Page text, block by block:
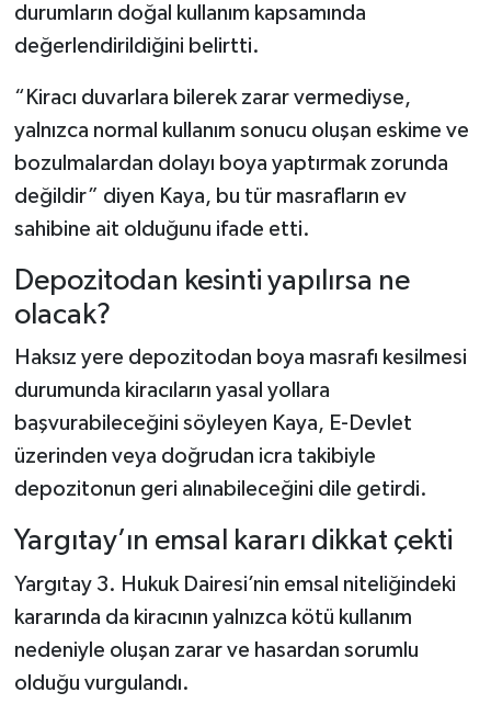
durumların doğal kullanım kapsamında
değerlendirildiğini belirtti.
“Kiracı duvarlara bilerek zarar vermediyse,
yalnızca normal kullanım sonucu oluşan eskime ve
bozulmalardan dolayı boya yaptırmak zorunda
değildir” diyen Kaya, bu tür masrafların ev
sahibine ait olduğunu ifade etti.
Depozitodan kesinti yapılırsa ne
olacak?
Haksız yere depozitodan boya masrafı kesilmesi
durumunda kiracıların yasal yollara
başvurabileceğini söyleyen Kaya, E-Devlet
üzerinden veya doğrudan icra takibiyle
depozitonun geri alınabileceğini dile getirdi.
Yargıtay’ın emsal kararı dikkat çekti
Yargıtay 3. Hukuk Dairesi’nin emsal niteliğindeki
kararında da kiracının yalnızca kötü kullanım
nedeniyle oluşan zarar ve hasardan sorumlu
olduğu vurgulandı.